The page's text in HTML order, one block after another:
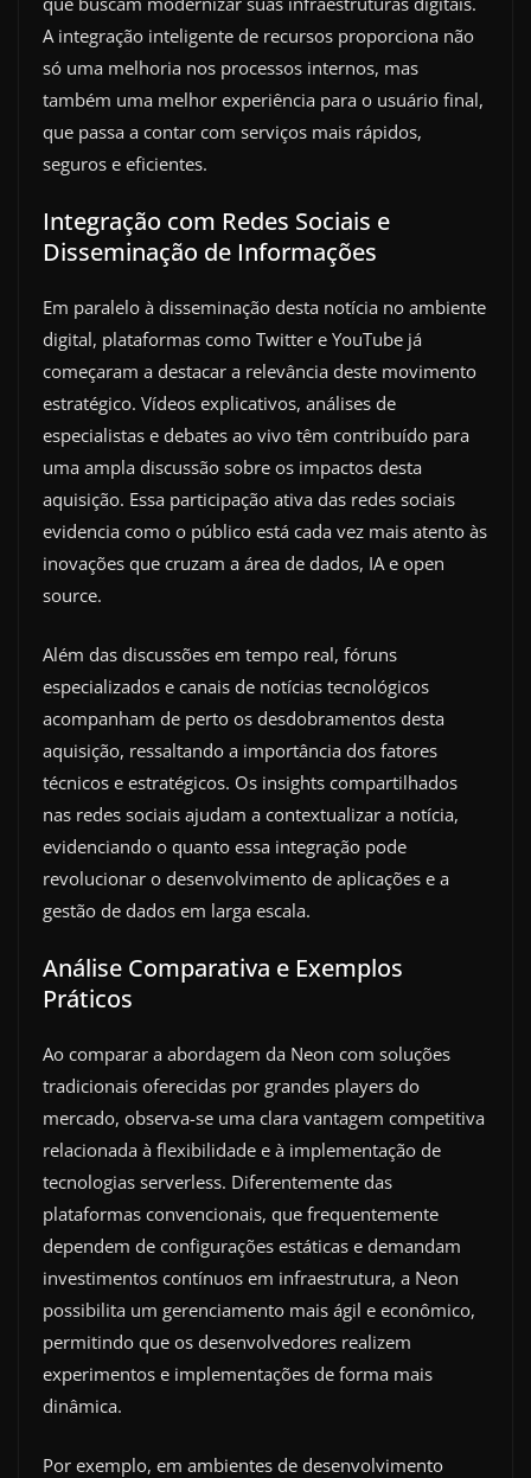
A integração inteligente de recursos proporciona não
só uma melhoria nos processos internos, mas
também uma melhor experiência para o usuário final,
que passa a contar com serviços mais rápidos,
seguros e eficientes.
Integração com Redes Sociais e
Disseminação de Informações
Em paralelo à disseminação desta notícia no ambiente
digital, plataformas como Twitter e YouTube já
começaram a destacar a relevância deste movimento
estratégico. Vídeos explicativos, análises de
especialistas e debates ao vivo têm contribuído para
uma ampla discussão sobre os impactos desta
aquisição. Essa participação ativa das redes sociais
evidencia como o público está cada vez mais atento às
inovações que cruzam a área de dados, IA e open
source.
Além das discussões em tempo real, fóruns
especializados e canais de notícias tecnológicos
acompanham de perto os desdobramentos desta
aquisição, ressaltando a importância dos fatores
técnicos e estratégicos. Os insights compartilhados
nas redes sociais ajudam a contextualizar a notícia,
evidenciando o quanto essa integração pode
revolucionar o desenvolvimento de aplicações e a
gestão de dados em larga escala.
Análise Comparativa e Exemplos
Práticos
Ao comparar a abordagem da Neon com soluções
tradicionais oferecidas por grandes players do
mercado, observa-se uma clara vantagem competitiva
relacionada à flexibilidade e à implementação de
tecnologias serverless. Diferentemente das
plataformas convencionais, que frequentemente
dependem de configurações estáticas e demandam
investimentos contínuos em infraestrutura, a Neon
possibilita um gerenciamento mais ágil e econômico,
permitindo que os desenvolvedores realizem
experimentos e implementações de forma mais
dinâmica.
Por exemplo, em ambientes de desenvolvimento